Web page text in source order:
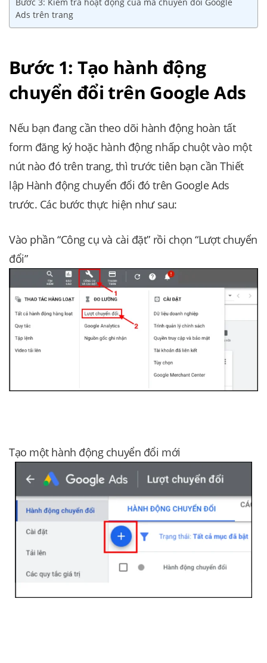
Ads trên trang
Bước 1: Tạo hành động
chuyển đổi trên Google Ads
Nếu bạn đang cần theo dõi hành động hoàn tất
form đăng ký hoặc hành động nhấp chuột vào một
nút nào đó trên trang, thì trước tiên bạn cần Thiết
lập Hành động chuyển đổi đó trên Google Ads
trước. Các bước thực hiện như sau:
Vào phần “Công cụ và cài đặt” rồi chọn “Lượt chuyển
đổi”
Tạo một hành động chuyển đổi mới